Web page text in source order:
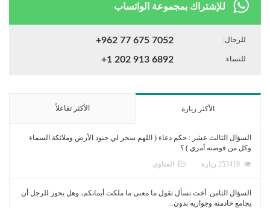
للإشتراك بمجموعة الواتساب
للرجال: +962 77 675 7052
للنساء: +1 202 913 6892
الأكثر زيارة الأكثر تفاعلاً
السؤال الثالث عشر : حكم دعاء ( اللهم سخر لي جنود الأرض وملائكة السماء
وكل من فوضته أمري ) ؟
الفتاوى
السؤال الثامن: أخت تسأل تقول ما معنى ما ملكت أيمانكم، وهل يجوز للرجل أن
يجامع خادمته وجواريه بدون...